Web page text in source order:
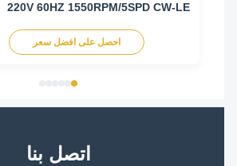
220V 60HZ 1550RPM/5SPD CW-LE
احصل على افضل سعر
اتصل بنا